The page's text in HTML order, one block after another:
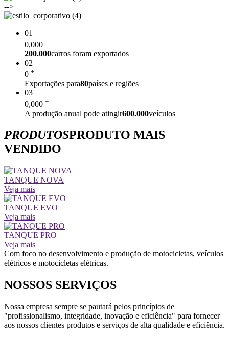
-->
01
0,000 +
200.000carros foram exportados
02
0 +
Exportações para80países e regiões
03
0,000 +
A produção anual pode atingir600.000veículos
PRODUTOSPRODUTO MAIS
VENDIDO
TANQUE NOVA
Veja mais
TANQUE EVO
Veja mais
TANQUE PRO
Veja mais
Com foco no desenvolvimento e produção de motocicletas, veículos
elétricos e motocicletas elétricas.
NOSSOS SERVIÇOS
Nossa empresa sempre se pautará pelos princípios de
"profissionalismo, integridade, inovação e eficiência" para fornecer
aos nossos clientes produtos e serviços de alta qualidade e eficiência.